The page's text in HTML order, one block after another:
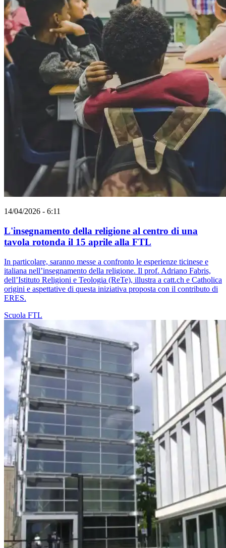
14/04/2026 - 6:11
L'insegnamento della religione al centro di una
tavola rotonda il 15 aprile alla FTL
In particolare, saranno messe a confronto le esperienze ticinese e
italiana nell’insegnamento della religione. Il prof. Adriano Fabris,
dell’Istituto Religioni e Teologia (ReTe), illustra a catt.ch e Catholica
origini e aspettative di questa iniziativa proposta con il contributo di
ERES.
Scuola FTL